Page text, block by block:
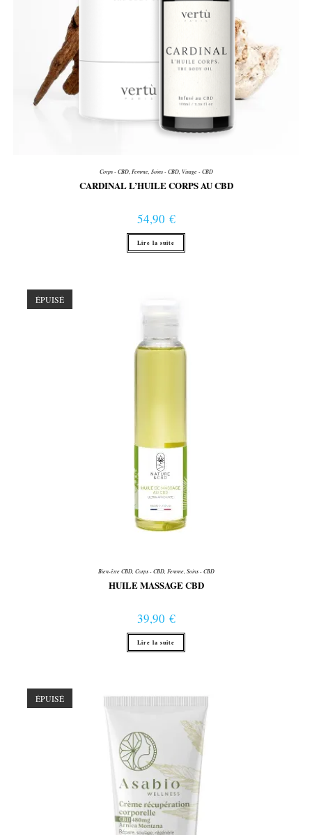
Corps - CBD, Femme, Soins - CBD, Visage - CBD
CARDINAL L’HUILE CORPS AU CBD
54,90 €
Lire la suite
ÉPUISÉ
Bien-être CBD, Corps - CBD, Femme, Soins - CBD
HUILE MASSAGE CBD
39,90 €
Lire la suite
ÉPUISÉ